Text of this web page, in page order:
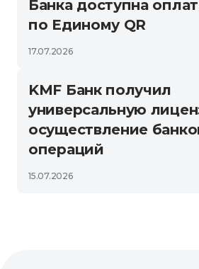
Банка доступна
по Единому QR
17.07.2026
KMF Банк получил
универсальную
осуществление
операций
15.07.2026